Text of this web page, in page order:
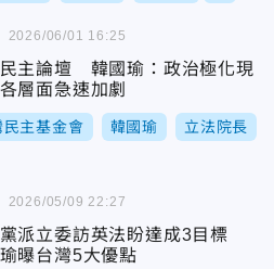
主論壇 韓國瑜：政治極化現
層面急速加劇
民主基金會 韓國瑜 立法院長
2026/06/01 16:25
派立委訪英法盼達成3目標
曝台灣5大優點
2026/05/09 22:27